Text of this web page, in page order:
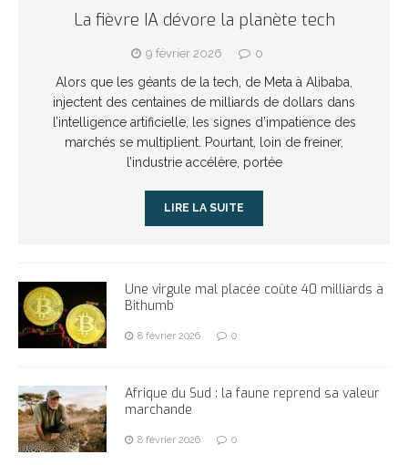
La fièvre IA dévore la planète tech
9 février 2026 0
Alors que les géants de la tech, de Meta à Alibaba,
injectent des centaines de milliards de dollars dans
l’intelligence artificielle, les signes d’impatience des
marchés se multiplient. Pourtant, loin de freiner,
l’industrie accélère, portée
LIRE LA SUITE
Une virgule mal placée coûte 40 milliards à
Bithumb
8 février 2026 0
Afrique du Sud : la faune reprend sa valeur
marchande
8 février 2026 0